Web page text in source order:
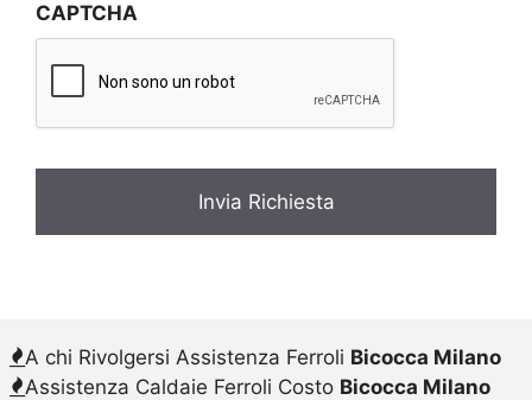
a
c
*
CAPTCHA
A chi Rivolgersi Assistenza Ferroli Bicocca Milano
Assistenza Caldaie Ferroli Costo Bicocca Milano